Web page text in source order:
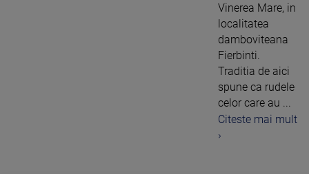
Vinerea Mare, in
localitatea
damboviteana
Fierbinti.
Traditia de aici
spune ca rudele
celor care au ...
Citeste mai mult
›